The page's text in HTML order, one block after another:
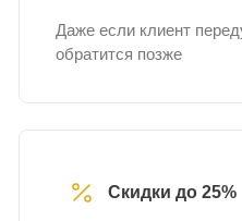
Даже если клиент
обратится позже
Скидки до 25%